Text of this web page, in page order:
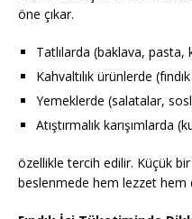
öne çıkar.
Tatlılarda (baklava,
Kahvaltılık ürünlerde
Yemeklerde (salatalar,
Atıştırmalık karışımlarda
özellikle tercih edilir. Küçük bir
beslenmede hem lezzet hem